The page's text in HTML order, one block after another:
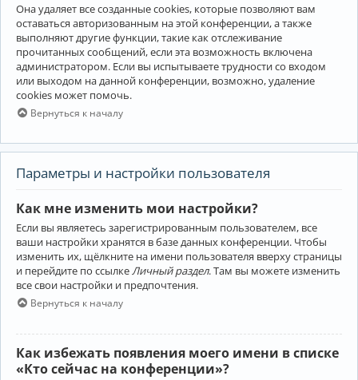
Она удаляет все созданные cookies, которые позволяют вам
оставаться авторизованным на этой конференции, а также
выполняют другие функции, такие как отслеживание
прочитанных сообщений, если эта возможность включена
администратором. Если вы испытываете трудности со входом
или выходом на данной конференции, возможно, удаление
cookies может помочь.
Вернуться к началу
Параметры и настройки пользователя
Как мне изменить мои настройки?
Если вы являетесь зарегистрированным пользователем, все
ваши настройки хранятся в базе данных конференции. Чтобы
изменить их, щёлкните на имени пользователя вверху страницы
и перейдите по ссылке Личный раздел. Там вы можете изменить
все свои настройки и предпочтения.
Вернуться к началу
Как избежать появления моего имени в списке
«Кто сейчас на конференции»?